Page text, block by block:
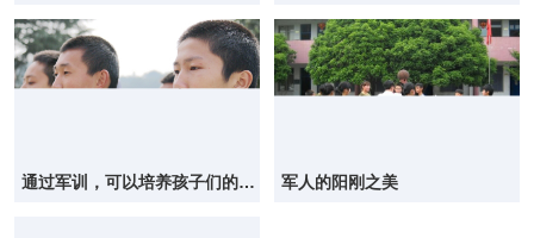
通过军训，可以培养孩子们的作
军人的阳刚之美